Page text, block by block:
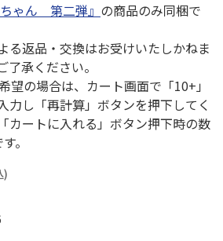
ゃん 第二弾』 の商品のみ同梱で
返品・交換はお受けいたしかねま
承ください。
の場合は、カート画面で「10+」
力し「再計算」ボタンを押下してく
カートに入れる」ボタン押下時の数
。
)